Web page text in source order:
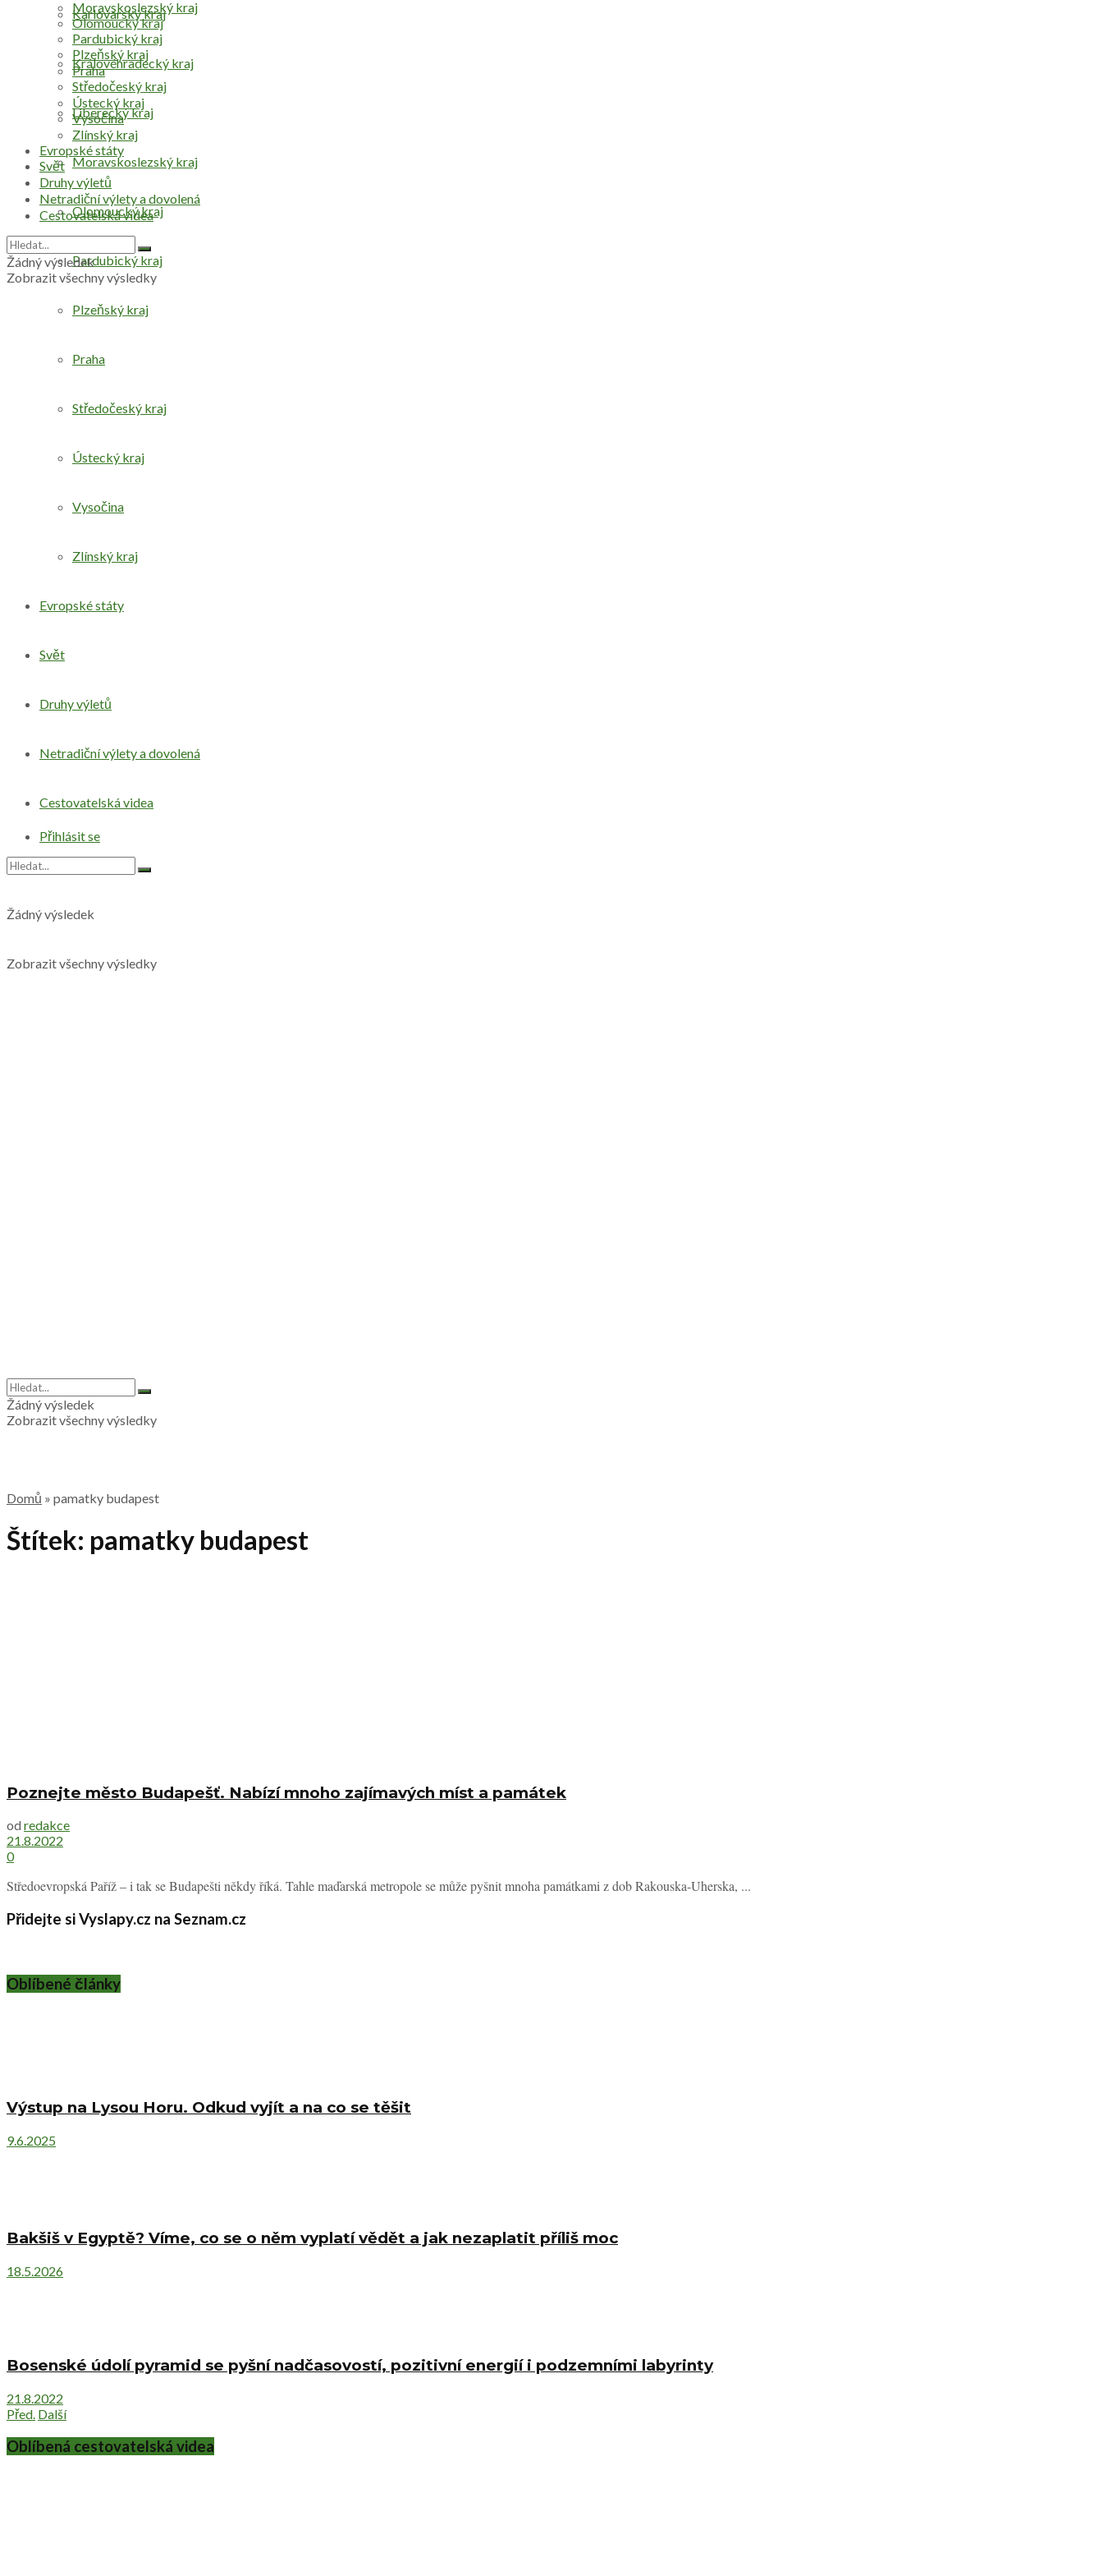
Přihlásit se
Karlovarský kraj
Královéhradecký kraj
Liberecký kraj
Moravskoslezský kraj
Olomoucký kraj
Pardubický kraj
Plzeňský kraj
Praha
Středočeský kraj
Ústecký kraj
Vysočina
Zlínský kraj
Evropské státy
Svět
Druhy výletů
Netradiční výlety a dovolená
Cestovatelská videa
Žádný výsledek
Zobrazit všechny výsledky
Moravskoslezský kraj
Olomoucký kraj
Pardubický kraj
Plzeňský kraj
Praha
Středočeský kraj
Ústecký kraj
Vysočina
Zlínský kraj
Evropské státy
Svět
Druhy výletů
Netradiční výlety a dovolená
Cestovatelská videa
Žádný výsledek
Zobrazit všechny výsledky
Žádný výsledek
Zobrazit všechny výsledky
Domů » pamatky budapest
Štítek: pamatky budapest
Poznejte město Budapešť. Nabízí mnoho zajímavých míst a památek
od redakce
21.8.2022
0
Středoevropská Paříž – i tak se Budapešti někdy říká. Tahle maďarská metropole se může pyšnit mnoha památkami z dob Rakouska-Uherska, ...
Přidejte si Vyslapy.cz na Seznam.cz
Oblíbené články
Výstup na Lysou Horu. Odkud vyjít a na co se těšit
9.6.2025
Bakšiš v Egyptě? Víme, co se o něm vyplatí vědět a jak nezaplatit příliš moc
18.5.2026
Bosenské údolí pyramid se pyšní nadčasovostí, pozitivní energií i podzemními labyrinty
21.8.2022
Před. Další
Oblíbená cestovatelská videa